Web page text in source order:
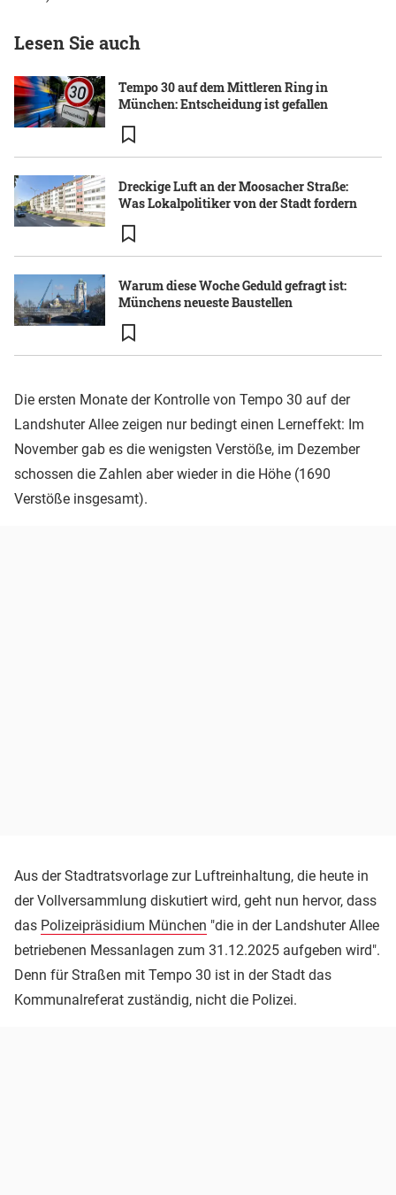
Lesen Sie auch
Tempo 30 auf dem Mittleren Ring in
München: Entscheidung ist gefallen
Dreckige Luft an der Moosacher Straße:
Was Lokalpolitiker von der Stadt fordern
Warum diese Woche Geduld gefragt ist:
Münchens neueste Baustellen
Die ersten Monate der Kontrolle von Tempo 30 auf der
Landshuter Allee zeigen nur bedingt einen Lerneffekt: Im
November gab es die wenigsten Verstöße, im Dezember
schossen die Zahlen aber wieder in die Höhe (1690
Verstöße insgesamt).
Aus der Stadtratsvorlage zur Luftreinhaltung, die heute in
der Vollversammlung diskutiert wird, geht nun hervor, dass
das Polizeipräsidium München "die in der Landshuter Allee
betriebenen Messanlagen zum 31.12.2025 aufgeben wird".
Denn für Straßen mit Tempo 30 ist in der Stadt das
Kommunalreferat zuständig, nicht die Polizei.